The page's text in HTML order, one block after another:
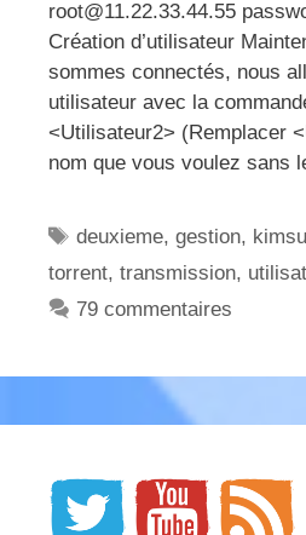
root@11.22.33.44.55
Création d’utilisateur
sommes connectés, nous
utilisateur avec la
<Utilisateur2> (Remplacer
nom que vous voulez sans
Étiquettes
deuxieme,gestion,
torrent, transmission,
79 commentaires